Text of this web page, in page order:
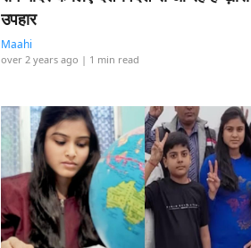
उपहार
Maahi
over 2 years ago | 1 min read